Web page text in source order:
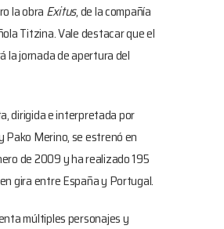
la obra Exitus, de la compañía
Titzina. Vale destacar que el
la jornada de apertura del
dirigida e interpretada por
Pako Merino, se estrenó en
de 2009 y ha realizado 195
gira entre España y Portugal.
múltiples personajes y